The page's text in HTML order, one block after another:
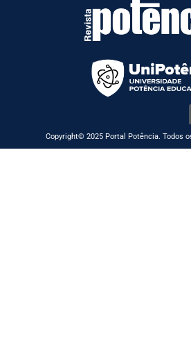
Copyright© 2025 Portal Potência. Todos